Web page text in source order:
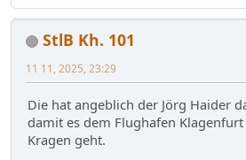
StlB Kh. 101
11 11, 2025, 23:29
Die hat angeblich der Jörg Haider
damit es dem Flughafen
Kragen geht.